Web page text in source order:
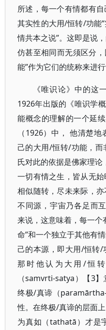
所述，每一个有情都有
其实性的大用/恒转/功能
情共本之说”。这即是说
仿甚至相同而无须区分，
能”作为它们的统称来进行
《唯识论》中的这
1926年出版的《唯识学
能概念的理解的一个延
（1926）中， 他清楚
己的大用/恒转/功能，而
氏对此的依据是佛家理论
一切有情之生，皆从无
相似随转，尽未来际，
不同源，宇宙乃各足而
来说，这意味着，每一个
命”和一个独立于其他有
己的本源，即大用/恒转/
那时他认为大用/恒
（samvrti-satya）【3
终极/真谛（
性。在终极/真谛的层面
为真如（tathatā）才是